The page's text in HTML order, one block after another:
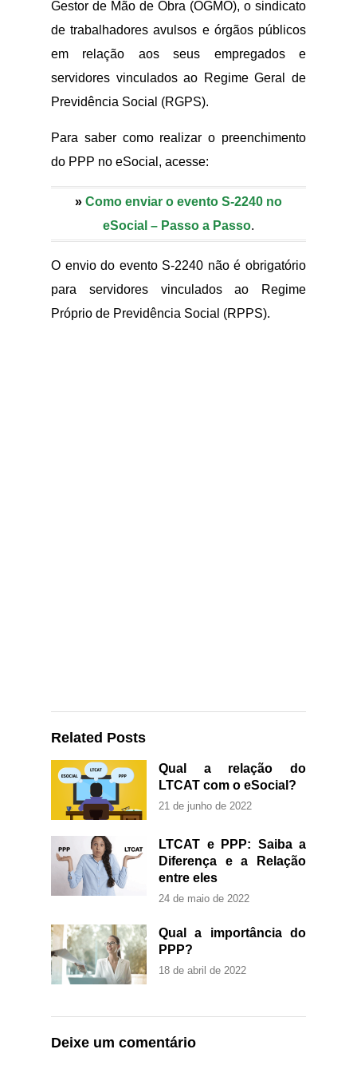
Gestor de Mão de Obra (OGMO), o sindicato
de trabalhadores avulsos e órgãos públicos
em relação aos seus empregados e
servidores vinculados ao Regime Geral de
Previdência Social (RGPS).
Para saber como realizar o preenchimento
do PPP no eSocial, acesse:
» Como enviar o evento S-2240 no
eSocial – Passo a Passo.
O envio do evento S-2240 não é obrigatório
para servidores vinculados ao Regime
Próprio de Previdência Social (RPPS).
Related Posts
Qual a relação do
LTCAT com o eSocial?
21 de junho de 2022
LTCAT e PPP: Saiba a
Diferença e a Relação
entre eles
24 de maio de 2022
Qual a importância do
PPP?
18 de abril de 2022
Deixe um comentário